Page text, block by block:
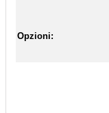
Opzioni: